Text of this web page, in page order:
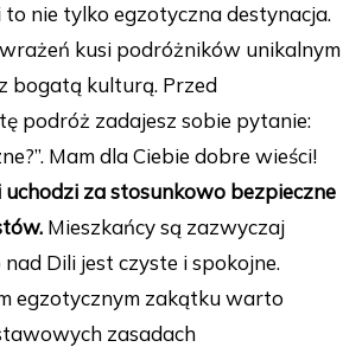
m
bl
r
d
di
t
k
e
dI
n
p
y
Li
n
k
nie tylko egzotyczna destynacja.
kusi podróżników unikalnym
bogatą kulturą. Przed
podróż zadajesz sobie pytanie:
Mam dla Ciebie dobre wieści!
za stosunkowo bezpieczne
Mieszkańcy są zazwyczaj
Dili jest czyste i spokojne.
egzotycznym zakątku warto
zasadach